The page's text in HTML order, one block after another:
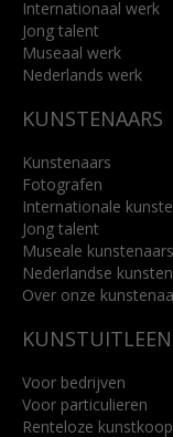
Internationaal werk
Jong talent
Museaal werk
Nederlands werk
KUNSTENAARS
Kunstenaars
Fotografen
Internationale
Jong talent
Museale kunstenaars
Nederlandse
Over onze
KUNSTUITLEEN
Voor bedrijven
Voor particulieren
Renteloze kunstkoop